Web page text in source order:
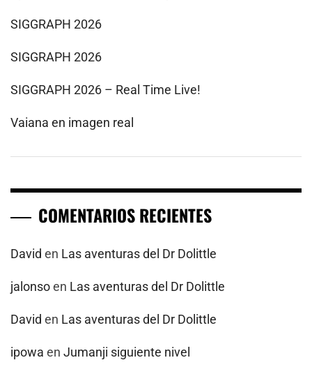
SIGGRAPH 2026
SIGGRAPH 2026
SIGGRAPH 2026 – Real Time Live!
Vaiana en imagen real
COMENTARIOS RECIENTES
David en Las aventuras del Dr Dolittle
jalonsoen Las aventuras del Dr Dolittle
David en Las aventuras del Dr Dolittle
ipowa en Jumanji siguiente nivel